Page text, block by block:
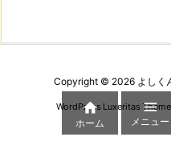
Copyright © 2026 よしく
WordPress Luxeritas

ホーム

メニュー